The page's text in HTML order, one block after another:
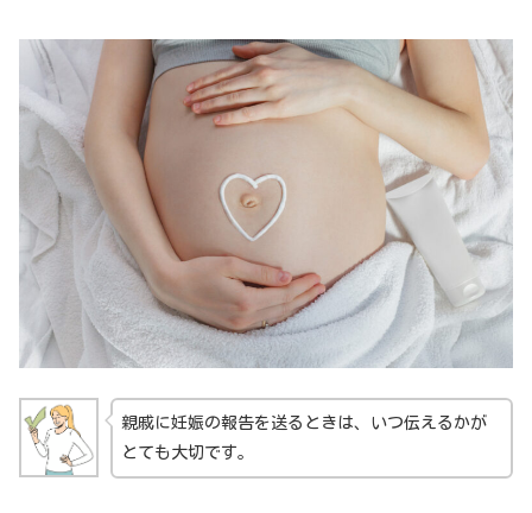
親戚に妊娠の報告を送るときは、いつ伝えるかが
とても大切です。